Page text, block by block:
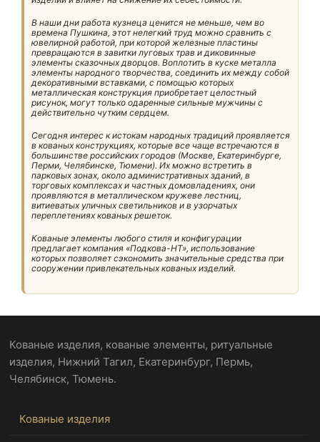
В наши дни работа кузнеца ценится не меньше, чем во
времена Пушкина, этот нелегкий труд можно сравнить с
ювелирной работой, при которой железные пластины
превращаются в завитки луговых трав и диковинные
элементы сказочных дворцов. Воплотить в куске металла
элементы народного творчества, соединить их между собой
декоративными вставками, с помощью которых
металлическая конструкция приобретает целостный
рисунок, могут только одаренные сильные мужчины с
действительно чутким сердцем.
Сегодня интерес к истокам народных традиций проявляется
в кованых конструкциях, которые все чаще встречаются в
большинстве российских городов (Москве, Екатеринбурге,
Перми, Челябинске, Тюмени). Их можно встретить в
парковых зонах, около административных зданий, в
торговых комплексах и частных домовладениях, они
проявляются в металлическом кружеве лестниц,
витиеватых уличных светильников и в узорчатых
переплетениях кованых решеток.
Кованые элементы любого стиля и конфигурации
предлагает компания «Подкова-НТ», использование
которых позволяет сэкономить значительные средства при
сооружении привлекательных кованых изделий.
Кованые изделия, кованые элементы, ритуальные
изделия, Нижний Тагил, Екатеринбург, Пермь,
Челябинск, Тюмень.
Кованые изделия